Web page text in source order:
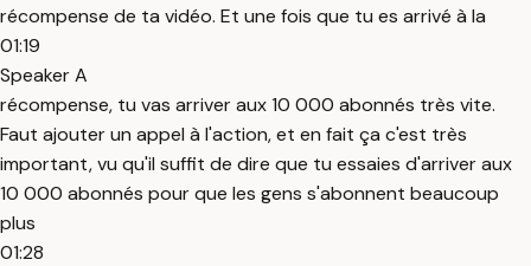
récompense de ta vidéo. Et une fois que tu es arrivé à la
01:19
Speaker A
récompense, tu vas arriver aux 10 000 abonnés très vite.
Faut ajouter un appel à l'action, et en fait ça c'est très
important, vu qu'il suffit de dire que tu essaies d'arriver aux
10 000 abonnés pour que les gens s'abonnent beaucoup
plus
01:28